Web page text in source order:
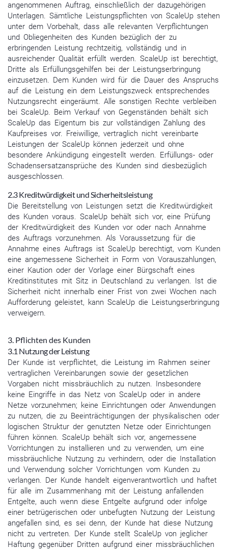
angenommenen Auftrag, einschließlich der dazugehörigen
Unterlagen. Sämtliche Leistungspflichten von ScaleUp stehen
unter dem Vorbehalt, dass alle relevanten Verpflichtungen
und Obliegenheiten des Kunden bezüglich der zu
erbringenden Leistung rechtzeitig, vollständig und in
ausreichender Qualität erfüllt werden. ScaleUp ist berechtigt,
Dritte als Erfüllungsgehilfen bei der Leistungserbringung
einzusetzen. Dem Kunden wird für die Dauer des Anspruchs
auf die Leistung ein dem Leistungszweck entsprechendes
Nutzungsrecht eingeräumt. Alle sonstigen Rechte verbleiben
bei ScaleUp. Beim Verkauf von Gegenständen behält sich
ScaleUp das Eigentum bis zur vollständigen Zahlung des
Kaufpreises vor. Freiwillige, vertraglich nicht vereinbarte
Leistungen der ScaleUp können jederzeit und ohne
besondere Ankündigung eingestellt werden. Erfüllungs- oder
Schadensersatzansprüche des Kunden sind diesbezüglich
ausgeschlossen.
2.3 Kreditwürdigkeit und Sicherheitsleistung
Die Bereitstellung von Leistungen setzt die Kreditwürdigkeit
des Kunden voraus. ScaleUp behält sich vor, eine Prüfung
der Kreditwürdigkeit des Kunden vor oder nach Annahme
des Auftrags vorzunehmen. Als Voraussetzung für die
Annahme eines Auftrags ist ScaleUp berechtigt, vom Kunden
eine angemessene Sicherheit in Form von Vorauszahlungen,
einer Kaution oder der Vorlage einer Bürgschaft eines
Kreditinstitutes mit Sitz in Deutschland zu verlangen. Ist die
Sicherheit nicht innerhalb einer Frist von zwei Wochen nach
Aufforderung geleistet, kann ScaleUp die Leistungserbringung
verweigern.
3. Pflichten des Kunden
3.1 Nutzung der Leistung
Der Kunde ist verpflichtet, die Leistung im Rahmen seiner
vertraglichen Vereinbarungen sowie der gesetzlichen
Vorgaben nicht missbräuchlich zu nutzen. Insbesondere
keine Eingriffe in das Netz von ScaleUp oder in andere
Netze vorzunehmen; keine Einrichtungen oder Anwendungen
zu nutzen, die zu Beeinträchtigungen der physikalischen oder
logischen Struktur der genutzten Netze oder Einrichtungen
führen können. ScaleUp behält sich vor, angemessene
Vorrichtungen zu installieren und zu verwenden, um eine
missbräuchliche Nutzung zu verhindern, oder die Installation
und Verwendung solcher Vorrichtungen vom Kunden zu
verlangen. Der Kunde handelt eigenverantwortlich und haftet
für alle im Zusammenhang mit der Leistung anfallenden
Entgelte, auch wenn diese Entgelte aufgrund oder infolge
einer betrügerischen oder unbefugten Nutzung der Leistung
angefallen sind, es sei denn, der Kunde hat diese Nutzung
nicht zu vertreten. Der Kunde stellt ScaleUp von jeglicher
Haftung gegenüber Dritten aufgrund einer missbräuchlichen